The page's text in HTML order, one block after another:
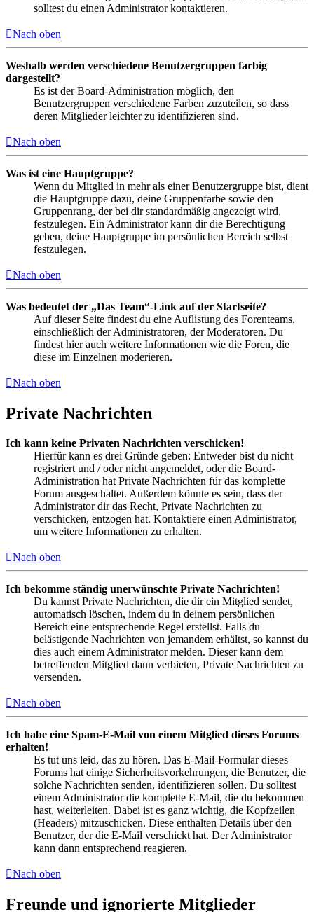
solltest du einen Administrator kontaktieren.
Nach oben
Weshalb werden verschiedene Benutzergruppen farbig
dargestellt?
Es ist der Board-Administration möglich, den
Benutzergruppen verschiedene Farben zuzuteilen, so dass
deren Mitglieder leichter zu identifizieren sind.
Nach oben
Was ist eine Hauptgruppe?
Wenn du Mitglied in mehr als einer Benutzergruppe bist, dient
die Hauptgruppe dazu, deine Gruppenfarbe sowie den
Gruppenrang, der bei dir standardmäßig angezeigt wird,
festzulegen. Ein Administrator kann dir die Berechtigung
geben, deine Hauptgruppe im persönlichen Bereich selbst
festzulegen.
Nach oben
Was bedeutet der „Das Team“-Link auf der Startseite?
Auf dieser Seite findest du eine Auflistung des Forenteams,
einschließlich der Administratoren, der Moderatoren. Du
findest hier auch weitere Informationen wie die Foren, die
diese im Einzelnen moderieren.
Nach oben
Private Nachrichten
Ich kann keine Privaten Nachrichten verschicken!
Hierfür kann es drei Gründe geben: Entweder bist du nicht
registriert und / oder nicht angemeldet, oder die Board-
Administration hat Private Nachrichten für das komplette
Forum ausgeschaltet. Außerdem könnte es sein, dass der
Administrator dir das Recht, Private Nachrichten zu
verschicken, entzogen hat. Kontaktiere einen Administrator,
um weitere Informationen zu erhalten.
Nach oben
Ich bekomme ständig unerwünschte Private Nachrichten!
Du kannst Private Nachrichten, die dir ein Mitglied sendet,
automatisch löschen, indem du in deinem persönlichen
Bereich eine entsprechende Regel erstellst. Falls du
belästigende Nachrichten von jemandem erhältst, so kannst du
dies auch einem Administrator melden. Dieser kann dem
betreffenden Mitglied dann verbieten, Private Nachrichten zu
versenden.
Nach oben
Ich habe eine Spam-E-Mail von einem Mitglied dieses Forums
erhalten!
Es tut uns leid, das zu hören. Das E-Mail-Formular dieses
Forums hat einige Sicherheitsvorkehrungen, die Benutzer, die
solche Nachrichten senden, identifizieren sollen. Du solltest
einem Administrator die komplette E-Mail, die du bekommen
hast, weiterleiten. Dabei ist es ganz wichtig, die Kopfzeilen
(Headers) mitzuschicken. Diese enthalten Details über den
Benutzer, der die E-Mail verschickt hat. Der Administrator
kann dann entsprechend reagieren.
Nach oben
Freunde und ignorierte Mitglieder